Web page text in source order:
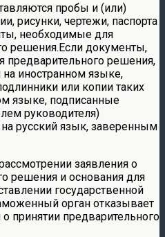
пробы и (или)
рисунки, чертежи, паспорта
необходимые для
решения.Если документы,
предварительного решения,
иностранном языке,
или копии таких
языке, подписанные
руководителя)
русский язык, заверенным
заявления о
решения и основания для
государственной
орган отказывает
принятии предварительного